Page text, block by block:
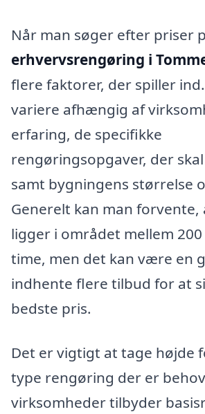
Når man søger efter priser
erhvervsrengøring i
flere faktorer, der spiller
variere afhængig af
erfaring, de specifikke
rengøringsopgaver, der
samt bygningens størrelse
Generelt kan man forvente,
ligger i området mellem 200
time, men det kan være en
indhente flere tilbud for at
bedste pris.
Det er vigtigt at tage højde
type rengøring der er
virksomheder tilbyder